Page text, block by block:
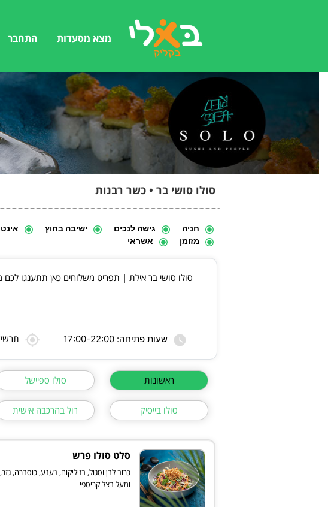
מצא מסעדות התחבר
סולו סושי בר • כשר רבנות
חניה גישה לנכים ישיבה בחוץ
מזומן
אשראי
סולו סושי בר אילת | תפריט משלוחים כאן תתענגו לכם
שעות פתיחה: 17:00-22:00 תרשיש 12,
ראשונות סולו ספיישל
סולו בייסיק רול בהרכבה אישית
סלט סולו פרש
כרוב לבן וסגול, בזיליקום, נענע, כוסברה,
ומעל בצל קריספי